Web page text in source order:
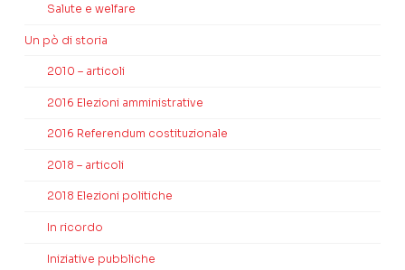
Salute e welfare
Un pò di storia
2010 – articoli
2016 Elezioni amministrative
2016 Referendum costituzionale
2018 – articoli
2018 Elezioni politiche
In ricordo
Iniziative pubbliche